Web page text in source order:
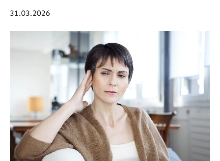
31.03.2026